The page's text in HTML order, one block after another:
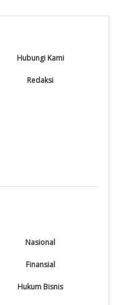
Hubungi Kami
Redaksi
Nasional
Finansial
Hukum Bisnis